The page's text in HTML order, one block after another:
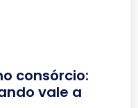
consórcio:
vale a